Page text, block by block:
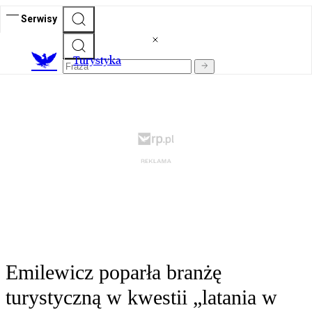
Serwisy
Turystyka
Emilewicz poparła branżę
turystyczną w kwestii „latania w